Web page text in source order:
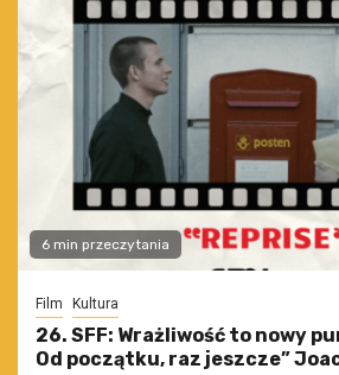
6 min przeczytania
Film Kultura
26. SFF: Wrażliwość to nowy
Od początku, raz jeszcze”